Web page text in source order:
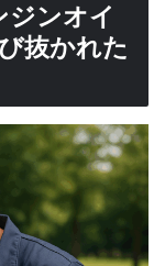
ンオイ
抜かれた